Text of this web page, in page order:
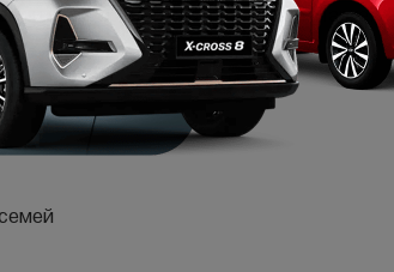
и комфортный платёж в Брайт Парке.